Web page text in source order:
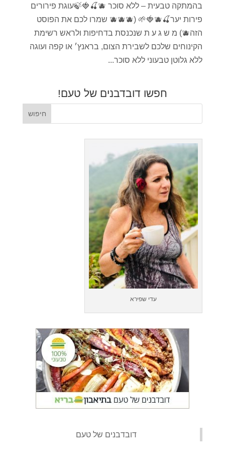
בהמתקה טבעית – ללא סוכר 🫐🍒🍓🍃עוגת פירורים
פירות יער🍒🫐🍓🌱 (🫐🫐🫐 שמרו לכם את הפוסט
הזה🫐) מ ש ג ע ת שנכנסת בדחיפות ולראש רשימת
הקינוחים שלכם לשבירת הצום, בראנץ׳ או קפה ועוגה
ללא גלוטן טבעוני ללא סוכר...
חפשו דובדבנים של טעם!
עדי שפירא
‏דובדבנים של טעם‏